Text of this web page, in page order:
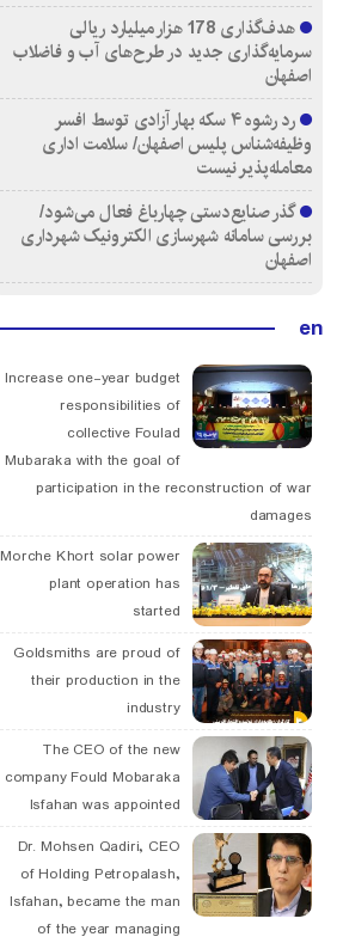
هدف‌گذاری 178 هزار میلیارد ریالی
سرمایه‌گذاری جدید در طرح‌های آب و فاضلاب
اصفهان
رد رشوه ۴ سکه بهار آزادی توسط افسر
وظیفه‌شناس پلیس اصفهان/ سلامت اداری
معامله‌پذیر نیست
گذر صنایع‌دستی چهارباغ فعال می‌شود/
بررسی سامانه شهرسازی الکترونیک شهرداری
اصفهان
en
Increase one-year budget
responsibilities of
collective Foulad
Mubaraka with the goal of
participation in the reconstruction of war
damages
Morche Khort solar power
plant operation has
started
Goldsmiths are proud of
their production in the
industry
The CEO of the new
company Fould Mobaraka
Isfahan was appointed
Dr. Mohsen Qadiri, CEO
of Holding Petropalash,
Isfahan, became the man
of the year managing